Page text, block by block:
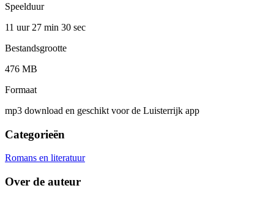
Speelduur
11 uur 27 min 30 sec
Bestandsgrootte
476 MB
Formaat
mp3 download en geschikt voor de Luisterrijk app
Categorieën
Romans en literatuur
Over de auteur